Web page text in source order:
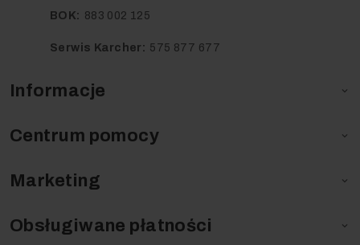
Informacje 
Centrum pomocy 
Marketing 
Obsługiwane płatności 
BOK: 883 002 125
Serwis Karcher: 575 877 677